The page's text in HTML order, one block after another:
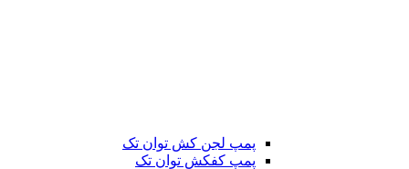
پمپ لجن کش توان تک
پمپ کفکش توان تک